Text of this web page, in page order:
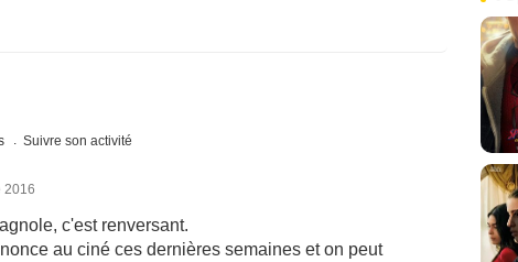
Suivre son activité
2016
c'est renversant.
au ciné ces dernières semaines et on peut